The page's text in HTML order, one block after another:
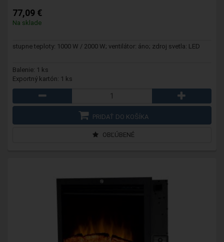
77,09 €
Na sklade
stupne teploty: 1000 W / 2000 W; ventilátor: áno; zdroj svetla: LED
Balenie: 1 ks
Exportný kartón: 1 ks
PRIDAŤ DO KOŠÍKA
OBĽÚBENÉ